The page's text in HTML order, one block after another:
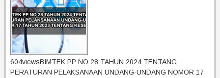
604viewsBIMTEK PP NO 28 TAHUN 2024 TENTANG
PERATURAN PELAKSANAAN UNDANG-UNDANG NOMOR 17